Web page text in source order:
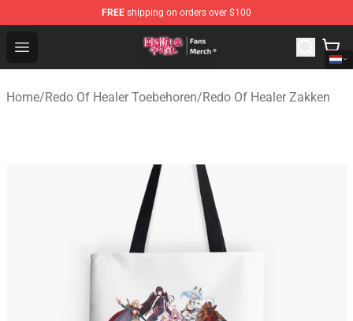
FREE shipping on orders over $100
Open menu
Redo Of Healer Store - Official Redo Of Healer
Home/Redo Of Healer Toebehoren/Redo Of Healer Zakken